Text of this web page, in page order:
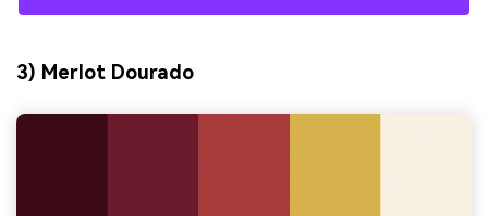
3) Merlot Dourado